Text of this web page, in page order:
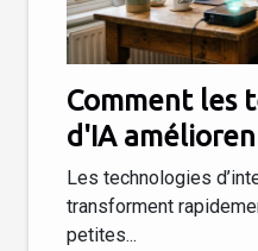
Comment les
d'IA
l'efficacité
entreprises ?
Les technologies
transforment
petites...